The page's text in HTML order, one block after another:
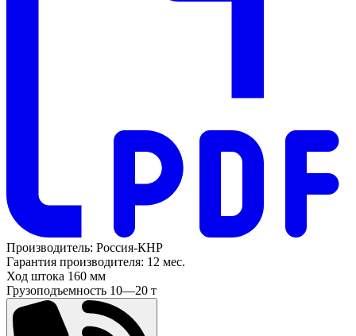
Производитель: Россия-КНР
Гарантия производителя: 12 мес.
Ход штока 160 мм
Грузоподъемность 10—20 т